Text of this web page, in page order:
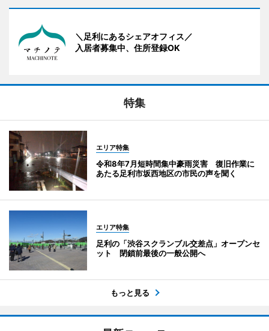
＼足利にあるシェアオフィス／
入居者募集中、住所登録OK
特集
エリア特集
令和8年7月短時間集中豪雨災害 復旧作業に
あたる足利市坂西地区の市民の声を聞く
エリア特集
足利の「渋谷スクランブル交差点」オープンセ
ット 閉鎖前最後の一般公開へ
もっと見る